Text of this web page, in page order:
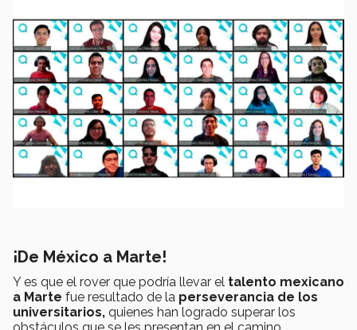
¡De México a Marte!
Y es que el rover que podría llevar el talento mexicano
a Marte fue resultado de la perseverancia de los
universitarios, quienes han logrado superar los